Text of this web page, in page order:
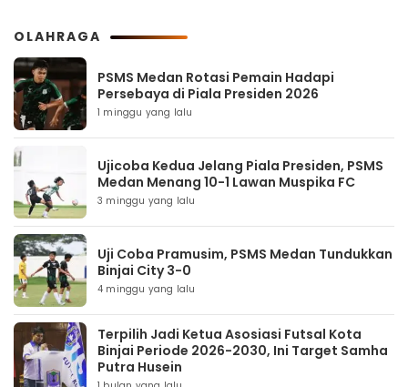
OLAHRAGA
PSMS Medan Rotasi Pemain Hadapi
Persebaya di Piala Presiden 2026
1 minggu yang lalu
Ujicoba Kedua Jelang Piala Presiden, PSMS
Medan Menang 10-1 Lawan Muspika FC
3 minggu yang lalu
Uji Coba Pramusim, PSMS Medan Tundukkan
Binjai City 3-0
4 minggu yang lalu
Terpilih Jadi Ketua Asosiasi Futsal Kota
Binjai Periode 2026-2030, Ini Target Samha
Putra Husein